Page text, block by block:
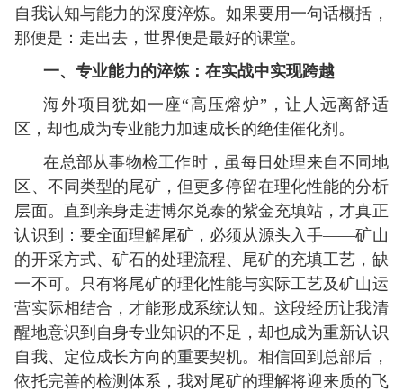
自我认知与能力的深度淬炼。如果要用一句话概括，
那便是：走出去，世界便是最好的课堂。
一、专业能力的淬炼：在实战中实现跨越
海外项目犹如一座“高压熔炉”，让人远离舒适
区，却也成为专业能力加速成长的绝佳催化剂。
在总部从事物检工作时，虽每日处理来自不同地
区、不同类型的尾矿，但更多停留在理化性能的分析
层面。直到亲身走进博尔兑泰的紫金充填站，才真正
认识到：要全面理解尾矿，必须从源头入手——矿山
的开采方式、矿石的处理流程、尾矿的充填工艺，缺
一不可。只有将尾矿的理化性能与实际工艺及矿山运
营实际相结合，才能形成系统认知。这段经历让我清
醒地意识到自身专业知识的不足，却也成为重新认识
自我、定位成长方向的重要契机。相信回到总部后，
依托完善的检测体系，我对尾矿的理解将迎来质的飞